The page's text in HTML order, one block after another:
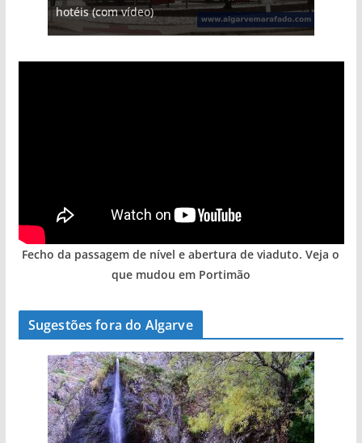
hotéis (com vídeo)
Fecho da passagem de nível e abertura de viaduto. Veja o
que mudou em Portimão
Sugestões fora do Algarve